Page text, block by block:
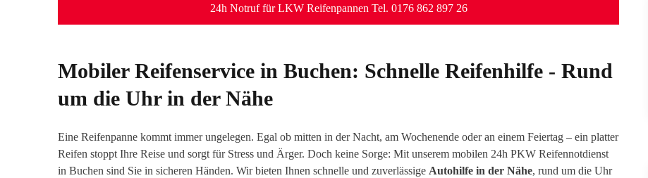
24h Notruf für LKW Reifenpannen Tel. 0176 862 897 26
Mobiler Reifenservice in Buchen: Schnelle Reifenhilfe - Rund
um die Uhr in der Nähe
Eine Reifenpanne kommt immer ungelegen. Egal ob mitten in der Nacht, am Wochenende oder an einem Feiertag – ein platter
Reifen stoppt Ihre Reise und sorgt für Stress und Ärger. Doch keine Sorge: Mit unserem mobilen 24h PKW Reifennotdienst
in Buchen sind Sie in sicheren Händen. Wir bieten Ihnen schnelle und zuverlässige Autohilfe in der Nähe, rund um die Uhr